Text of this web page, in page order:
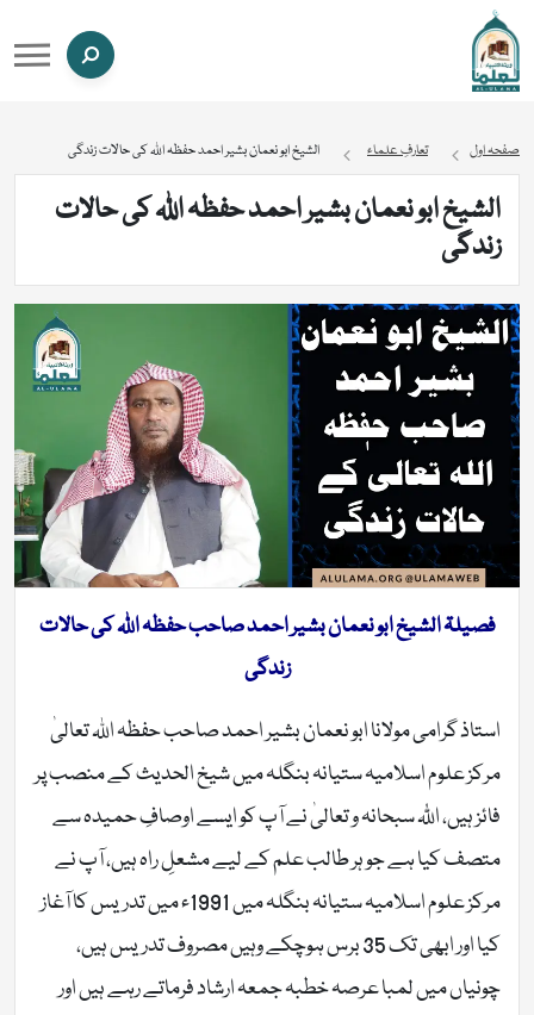
صفحہ اول تعارفِ علماء الشیخ ابو نعمان بشیر احمد حفظہ اللہ کی حالات زندگی
الشیخ ابو نعمان بشیر احمد حفظہ اللہ کی حالات
زندگی
فصیلۃ الشیخ ابو نعمان بشیر احمد صاحب حفظہ اللہ کی حالات
زندگی
استاذ گرامی مولانا ابو نعمان بشیر احمد صاحب حفظہ اللہ تعالیٰ
مرکز علوم اسلامیہ ستیانہ بنگلہ میں شیخ الحدیث کے منصب پر
فائز ہیں، اللّٰہ سبحانہ و تعالیٰ نے آپ کو ایسے اوصافِ حمیدہ سے
متصف کیا ہے جو ہر طالب علم کے لیے مشعلِ راہ ہیں، آپ نے
مرکز علوم اسلامیہ ستیانہ بنگلہ میں 1991ء میں تدریس کا آغاز
کیا اور ابھی تک 35 برس ہوچکے وہیں مصروف تدریس ہیں،
چونیاں میں لمبا عرصہ خطبہ جمعہ ارشاد فرماتے رہے ہیں اور